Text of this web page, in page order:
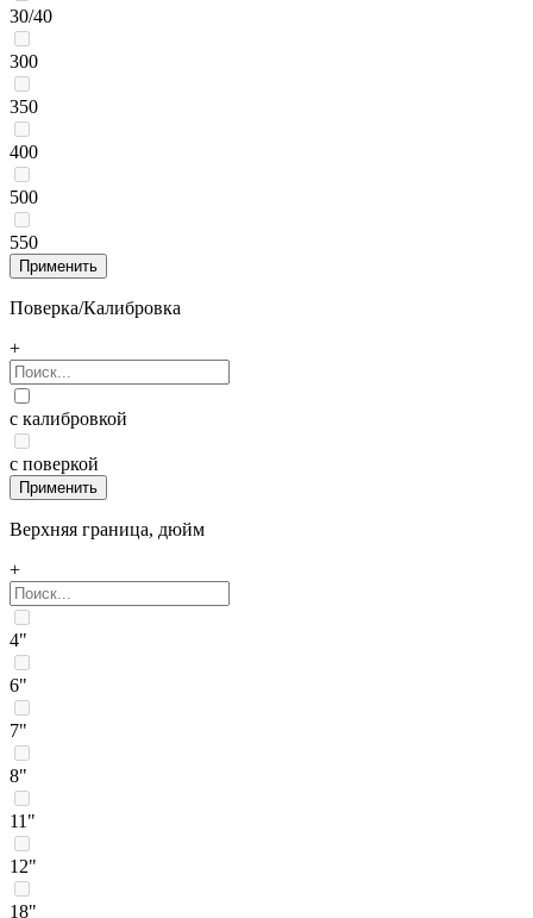
30/40
300
350
400
500
550
Поверка/Калибровка
+
с калибровкой
с поверкой
Верхняя граница, дюйм
+
4"
6"
7"
8"
11"
12"
18"